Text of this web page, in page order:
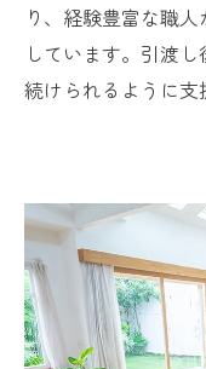
り、経験豊富な職
しています。引渡
続けられるように支